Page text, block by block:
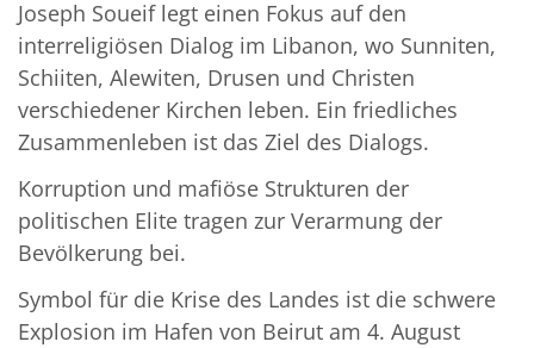
Joseph Soueif legt einen Fokus auf den
interreligiösen Dialog im Libanon, wo Sunniten,
Schiiten, Alewiten, Drusen und Christen
verschiedener Kirchen leben. Ein friedliches
Zusammenleben ist das Ziel des Dialogs.
Korruption und mafiöse Strukturen der
politischen Elite tragen zur Verarmung der
Bevölkerung bei.
Symbol für die Krise des Landes ist die schwere
Explosion im Hafen von Beirut am 4. August